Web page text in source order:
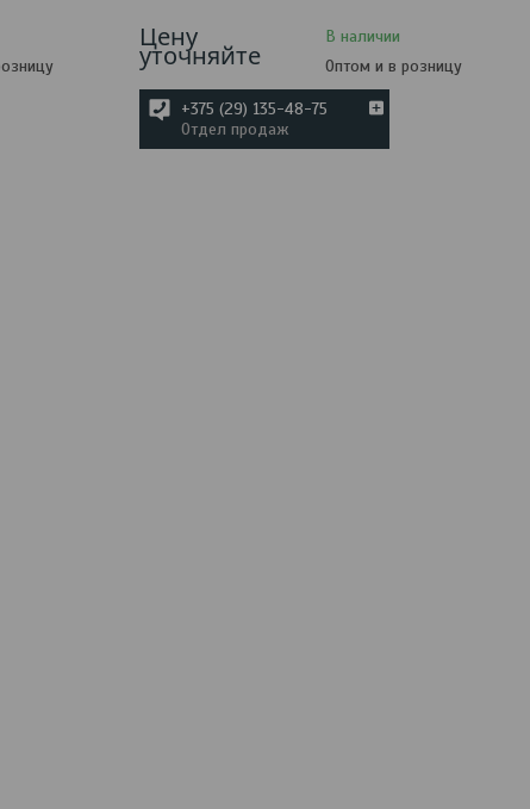
Цену
уточняйте
В наличии
Оптом и в розницу
+375 (29) 135-48-75
Отдел продаж